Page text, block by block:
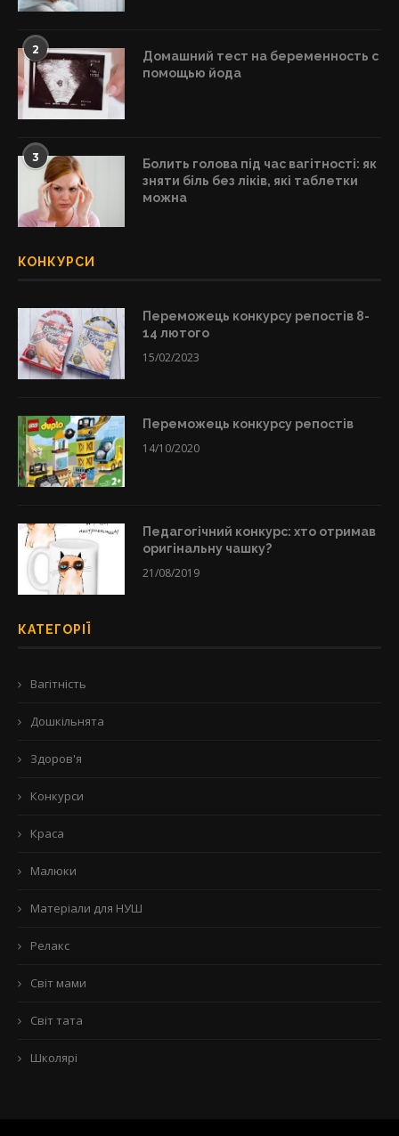
2
Домашний тест на беременность с
помощью йода
3
Болить голова під час вагітності: як
зняти біль без ліків, які таблетки
можна
КОНКУРСИ
Переможець конкурсу репостів 8-
14 лютого
15/02/2023
Переможець конкурсу репостів
14/10/2020
Педагогічний конкурс: хто отримав
оригінальну чашку?
21/08/2019
КАТЕГОРІЇ
Вагітність
Дошкільнята
Здоров'я
Конкурси
Краса
Малюки
Матеріали для НУШ
Релакс
Світ мами
Світ тата
Школярі